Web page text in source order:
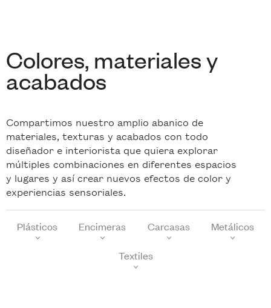
Colores, materiales y
acabados
Compartimos nuestro amplio abanico de
materiales, texturas y acabados con todo
diseñador e interiorista que quiera explorar
múltiples combinaciones en diferentes espacios
y lugares y así crear nuevos efectos de color y
experiencias sensoriales.
Plásticos Encimeras Carcasas Metálicos
Textiles